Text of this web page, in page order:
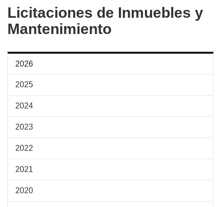
inicio
de
la
Licitaciones de Inmuebles y
Mantenimiento
2026
2025
2024
2023
2022
2021
2020